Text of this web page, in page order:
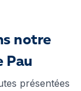
notre
Pau
présentées